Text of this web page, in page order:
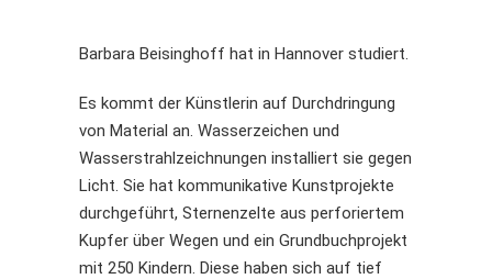
Barbara Beisinghoff hat in Hannover studiert.
Es kommt der Künstlerin auf Durchdringung
von Material an. Wasserzeichen und
Wasserstrahlzeichnungen installiert sie gegen
Licht. Sie hat kommunikative Kunstprojekte
durchgeführt, Sternenzelte aus perforiertem
Kupfer über Wegen und ein Grundbuchprojekt
mit 250 Kindern. Diese haben sich auf tief